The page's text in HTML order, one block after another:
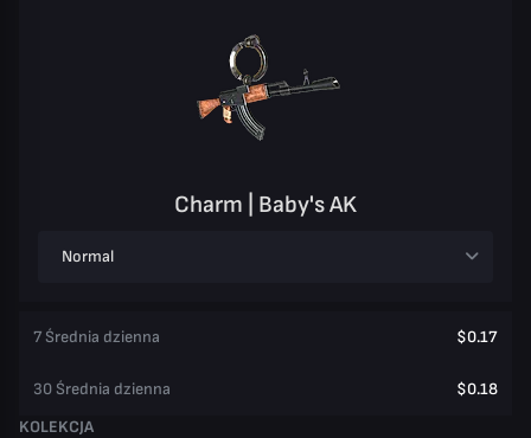
Charm | Baby's AK
Normal
7 Średnia dzienna $0.17
30 Średnia dzienna
$0.18
KOLEKCJA